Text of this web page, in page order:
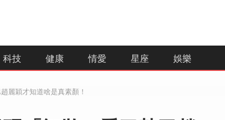
科技 健康 情愛 星座 娛樂
麗穎才知道啥是真素顏！